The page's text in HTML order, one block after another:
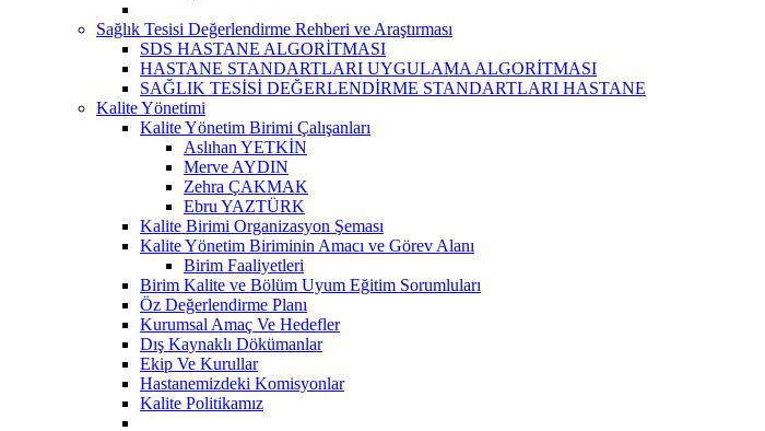
Sağlık Tesisi Değerlendirme Rehberi ve Araştırması
SDS HASTANE ALGORİTMASI
HASTANE STANDARTLARI UYGULAMA ALGORİTMASI
SAĞLIK TESİSİ DEĞERLENDİRME STANDARTLARI HASTANE
Kalite Yönetimi
Kalite Yönetim Birimi Çalışanları
Aslıhan YETKİN
Merve AYDIN
Zehra ÇAKMAK
Ebru YAZTÜRK
Kalite Birimi Organizasyon Şeması
Kalite Yönetim Biriminin Amacı ve Görev Alanı
Birim Faaliyetleri
Birim Kalite ve Bölüm Uyum Eğitim Sorumluları
Öz Değerlendirme Planı
Kurumsal Amaç Ve Hedefler
Dış Kaynaklı Dökümanlar
Ekip Ve Kurullar
Hastanemizdeki Komisyonlar
Kalite Politikamız